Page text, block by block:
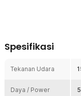
PSI dengan aliran
akurat sehingga Anda
Spesifikasi
Tekanan Udara
Daya / Power